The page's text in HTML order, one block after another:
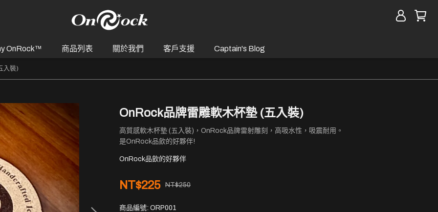
OnRock™ 商品列表 關於我們 客戶支援 Captain's Blog
入裝)
OnRock品牌雷雕軟木杯墊 (五入裝)
高質感軟木杯墊 (五入裝)，OnRock品牌雷射雕刻，高吸水性，吸震耐用。
是OnRock品飲的好夥伴!
OnRock品飲的好夥伴
NT$225 NT$250
商品編號: ORP001